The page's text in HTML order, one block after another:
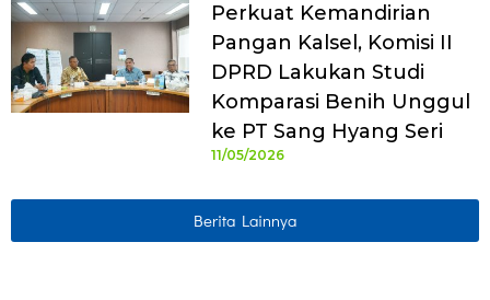
Perkuat Kemandirian
Pangan Kalsel, Komisi II
DPRD Lakukan Studi
Komparasi Benih Unggul
ke PT Sang Hyang Seri
11/05/2026
Berita Lainnya